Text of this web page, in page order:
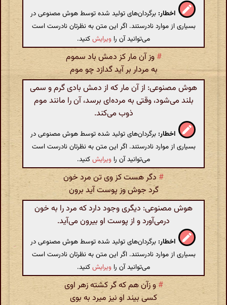
اخطار: برگردان‌های تولید شده توسط هوش مصنوعی در
بسیاری از موارد نادرستند. اگر این متن به نظرتان نادرست است
می‌توانید آن را ویرایشکنید.
# وز آن مار کز دمش باد سموم
به مردار بر آید گدازد چو موم
هوش مصنوعی: از آن مار که از دمش بادی گرم و سمی
بلند می‌شود، وقتی به مرده‌ای برسد، آن را مانند موم
ذوب می‌کند.
اخطار: برگردان‌های تولید شده توسط هوش مصنوعی در
بسیاری از موارد نادرستند. اگر این متن به نظرتان نادرست است
می‌توانید آن را ویرایشکنید.
# دگر هست کز وی تن مرد خون
گرد جوش وز پوست آید برون
هوش مصنوعی: دیگری وجود دارد که مرد را به خون
درمی‌آورد و از پوست او بیرون می‌آید.
اخطار: برگردان‌های تولید شده توسط هوش مصنوعی در
بسیاری از موارد نادرستند. اگر این متن به نظرتان نادرست است
می‌توانید آن را ویرایشکنید.
# و زآن هم که گر کشته زهر اوی
کسی بیند او نیز میرد به بوی